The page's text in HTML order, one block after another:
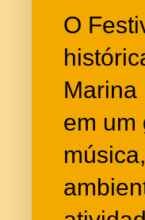
O
Marina
em um